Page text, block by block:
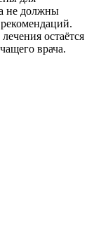
не должны
остаётся
врача.